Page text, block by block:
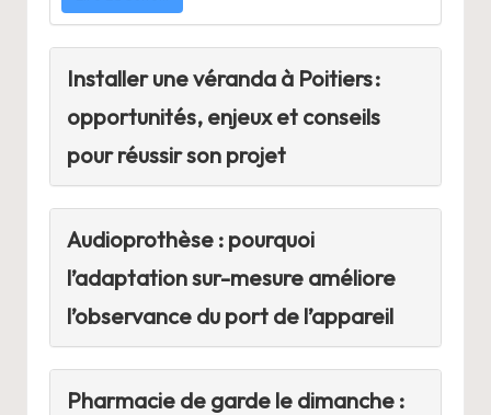
Installer une véranda à Poitiers :
opportunités, enjeux et conseils
pour réussir son projet
Audioprothèse : pourquoi
l’adaptation sur-mesure améliore
l’observance du port de l’appareil
Pharmacie de garde le dimanche :